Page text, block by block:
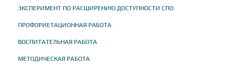
ЭКСПЕРИМЕНТ ПО РАСШИРЕНИЮ ДОСТУПНОСТИ СПО
ПРОФОРИЕТАЦИОННАЯ РАБОТА
ВОСПИТАТЕЛЬНАЯ РАБОТА
МЕТОДИЧЕСКАЯ РАБОТА